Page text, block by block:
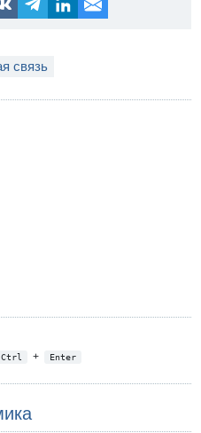
связь
Ctrl + Enter